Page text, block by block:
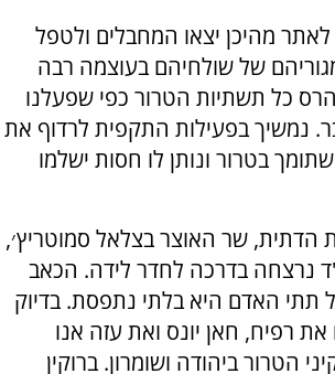
מהיכן יצאו המחבלים ולטפל
של שולחיהם בעוצמה רבה
כל תשתיות הטרור כפי שפעלנו
נמשיך בפעילות התקפית לרדוף את
בטרור ונותן לו חסות ישלמו
הדתית, שר האוצר בצלאל סמוטריץ׳,
נרצחה בדרכה לחדר לידה. הכאב
תתי האדם היא בלתי נתפסת. בדיוק
רפיח, חאן יונס ואת עזה אנו
הטרור ביהודה ושומרון. ברוקין